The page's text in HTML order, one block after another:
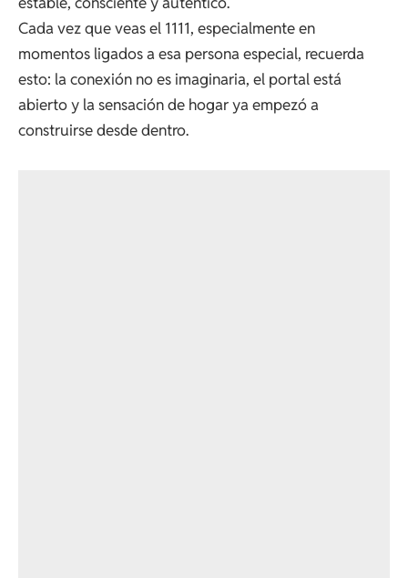
Cada vez que veas el 1111, especialmente en
momentos ligados a esa persona especial, recuerda
esto: la conexión no es imaginaria, el portal está
abierto y la sensación de hogar ya empezó a
construirse desde dentro.